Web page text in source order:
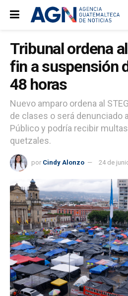
Tribunal ordena
fin a suspensión
48 horas
Nuevo amparo ordena al
de clases o será denunciado
Público y podría recibir
quetzales.
por Cindy Alonzo 24 de